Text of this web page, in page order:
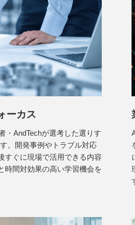
ーカス
・AndTechが選考した選りす
。開発事例やトラブル対応
すぐに現場で活用できる内容
時間対効果の高い学習機会を